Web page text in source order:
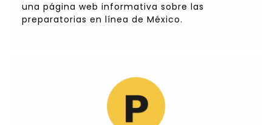
una página web informativa sobre las
preparatorias en línea de México.